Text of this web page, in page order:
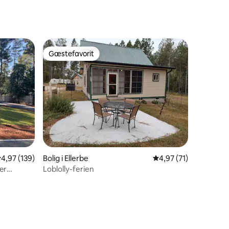
ud af 5 i gennemsnitlig bedømmelse, 139 omtaler
4,97 (139)
Gæstefavorit
Gæstefavorit
Bolig i Ellerbe 4,97 ud af 5 i
4,97 (71)
Loblolly-ferien